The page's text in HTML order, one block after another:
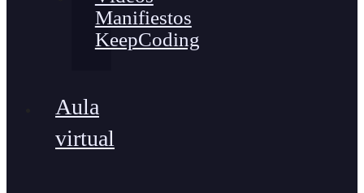
Manifiestos
KeepCoding
Aula
virtual